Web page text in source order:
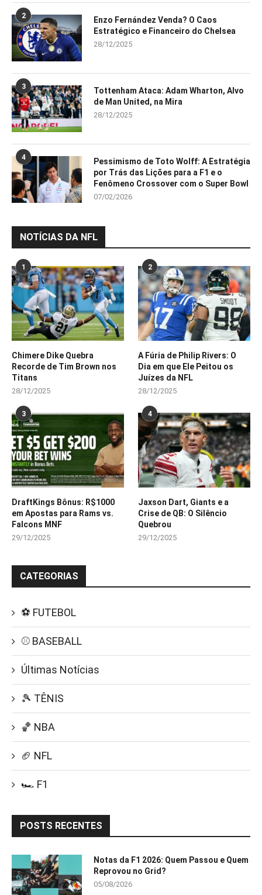
2
Enzo Fernández Venda? O Caos
Estratégico e Financeiro do Chelsea
28/12/2025
3
Tottenham Ataca: Adam Wharton, Alvo
de Man United, na Mira
28/12/2025
4
Pessimismo de Toto Wolff: A Estratégia
por Trás das Lições para a F1 e o
Fenômeno Crossover com o Super Bowl
07/02/2026
NOTÍCIAS DA NFL
1
Chimere Dike Quebra
Recorde de Tim Brown nos
Titans
28/12/2025
2
A Fúria de Philip Rivers: O
Dia em que Ele Peitou os
Juízes da NFL
28/12/2025
3
DraftKings Bônus: R$1000
em Apostas para Rams vs.
Falcons MNF
29/12/2025
4
Jaxson Dart, Giants e a
Crise de QB: O Silêncio
Quebrou
29/12/2025
CATEGORIAS
⚽ FUTEBOL
⚾ BASEBALL
Últimas Notícias
🎾 TÊNIS
🏀 NBA
🏈 NFL
🏎️ F1
POSTS RECENTES
Notas da F1 2026: Quem Passou e Quem
Reprovou no Grid?
05/08/2026